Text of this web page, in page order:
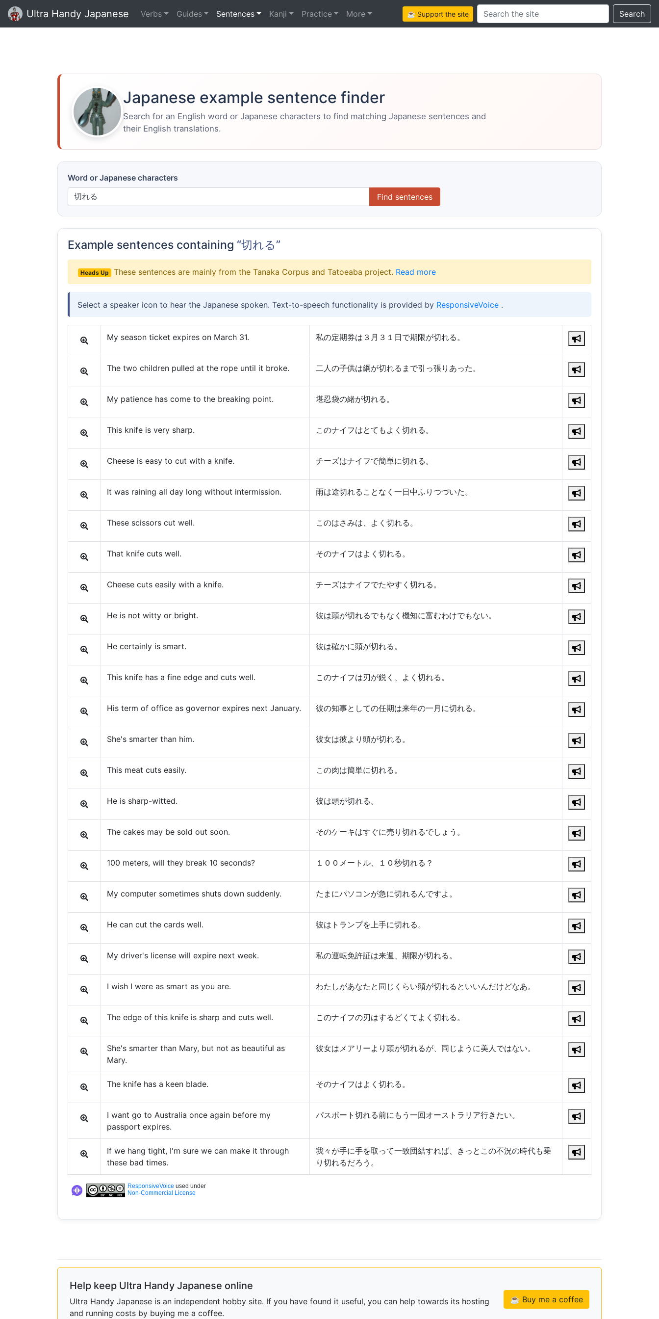
Ultra Handy Japanese Verbs Guides Sentences Kanji Practice More ☕ Support the siteSearch this site Search
Japanese example sentence finder
Search for an English word or Japanese characters to find matching Japanese sentences and
their English translations.
Word or Japanese characters
Find sentences
Example sentences containing “切れる”
Heads Up These sentences are mainly from the Tanaka Corpus and Tatoeaba project. Read more
Select a speaker icon to hear the Japanese spoken. Text-to-speech functionality is provided by ResponsiveVoice .
My season ticket expires on March 31. 私の定期券は３月３１日で期限が切れる。
The two children pulled at the rope until it broke. 二人の子供は綱が切れるまで引っ張りあった。
My patience has come to the breaking point. 堪忍袋の緒が切れる。
This knife is very sharp. このナイフはとてもよく切れる。
Cheese is easy to cut with a knife. チーズはナイフで簡単に切れる。
It was raining all day long without intermission. 雨は途切れることなく一日中ふりつづいた。
These scissors cut well. このはさみは、よく切れる。
That knife cuts well. そのナイフはよく切れる。
Cheese cuts easily with a knife. チーズはナイフでたやすく切れる。
He is not witty or bright. 彼は頭が切れるでもなく機知に富むわけでもない。
He certainly is smart. 彼は確かに頭が切れる。
This knife has a fine edge and cuts well. このナイフは刃が鋭く、よく切れる。
His term of office as governor expires next January. 彼の知事としての任期は来年の一月に切れる。
She's smarter than him. 彼女は彼より頭が切れる。
This meat cuts easily. この肉は簡単に切れる。
He is sharp-witted. 彼は頭が切れる。
The cakes may be sold out soon. そのケーキはすぐに売り切れるでしょう。
100 meters, will they break 10 seconds? １００メートル、１０秒切れる？
My computer sometimes shuts down suddenly. たまにパソコンが急に切れるんですよ。
He can cut the cards well. 彼はトランプを上手に切れる。
My driver's license will expire next week. 私の運転免許証は来週、期限が切れる。
I wish I were as smart as you are. わたしがあなたと同じくらい頭が切れるといいんだけどなあ。
The edge of this knife is sharp and cuts well. このナイフの刃はするどくてよく切れる。
She's smarter than Mary, but not as beautiful as
Mary.
彼女はメアリーより頭が切れるが、同じように美人ではない。
The knife has a keen blade. そのナイフはよく切れる。
I want go to Australia once again before my
passport expires.
パスポート切れる前にもう一回オーストラリア行きたい。
If we hang tight, I'm sure we can make it through
these bad times.
我々が手に手を取って一致団結すれば、きっとこの不況の時代も乗
り切れるだろう。
ResponsiveVoice used under
Non-Commercial License
Help keep Ultra Handy Japanese online
Ultra Handy Japanese is an independent hobby site. If you have found it useful, you can help towards its hosting
and running costs by buying me a coffee.
☕ Buy me a coffee